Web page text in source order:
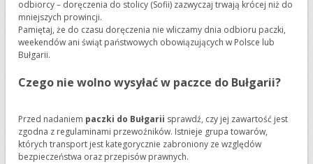
odbiorcy – doręczenia do stolicy (Sofii) zazwyczaj trwają krócej niż do
mniejszych prowincji.
Pamiętaj, że do czasu doręczenia nie wliczamy dnia odbioru paczki,
weekendów ani świąt państwowych obowiązujących w Polsce lub
Bułgarii.
Czego nie wolno wysyłać w paczce do Bułgarii?
Przed nadaniem paczki do Bułgarii sprawdź, czy jej zawartość jest
zgodna z regulaminami przewoźników. Istnieje grupa towarów,
których transport jest kategorycznie zabroniony ze względów
bezpieczeństwa oraz przepisów prawnych.